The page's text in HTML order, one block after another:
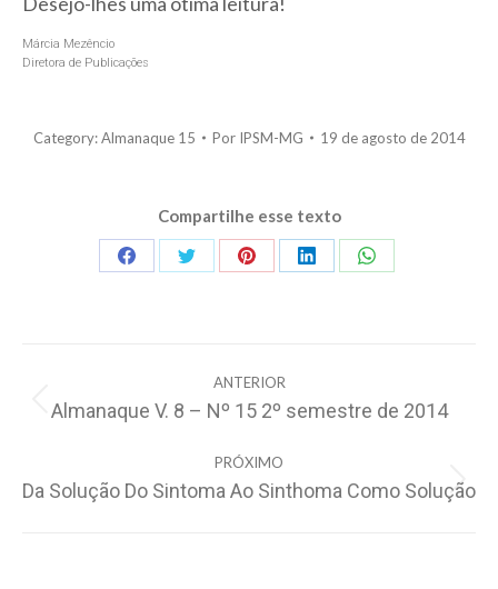
Márcia Mezêncio
Diretora de Publicações
Category:Almanaque 15 Por IPSM-MG 19 de agosto de 2014
Compartilhe esse texto
Share
Share
Share
Share
Share
de
ANTERIOR
Post
anterior:
Almanaque V. 8 – Nº 15 2º semestre de 2014
PRÓXIMO
Próximo
Da Solução Do Sintoma Ao Sinthoma Como Solução